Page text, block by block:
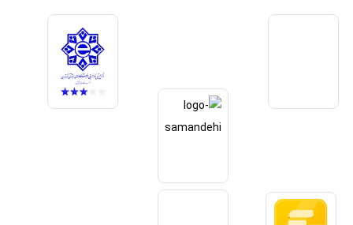
خدمات و به‌روزرسانی مداوم محصولات، مسیر ما را روشن‌تر می‌کند. ما باور
داریم آینده بازار دیجیتال متعلق به کسب‌وکارهایی است که صداقت و شفافیت
را در اولویت قرار می‌دهند. گوشی آنلاین با تکیه بر تجربه و تخصص، با قدرت به
سمت تحقق این چشم‌انداز حرکت می‌کند.